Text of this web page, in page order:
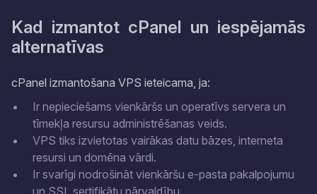
Kad izmantot cPanel un iespējamās
alternatīvas
cPanel izmantošana VPS ieteicama, ja:
Ir nepieciešams vienkāršs un operatīvs servera un
tīmekļa resursu administrēšanas veids.
VPS tiks izvietotas vairākas datu bāzes, interneta
resursi un domēna vārdi.
Ir svarīgi nodrošināt vienkāršu e-pasta pakalpojumu
un SSL sertifikātu pārvaldību.